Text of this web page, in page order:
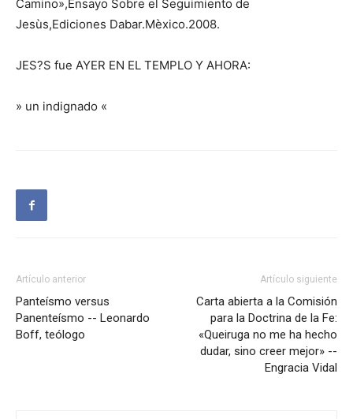
Camino»,Ensayo Sobre el Seguimiento de
Jesùs,Ediciones Dabar.Mèxico.2008.
JES?S fue AYER EN EL TEMPLO Y AHORA:
» un indignado «
Artículo anterior
Panteísmo versus
Panenteísmo -- Leonardo
Boff, teólogo
Artículo siguiente
Carta abierta a la Comisión
para la Doctrina de la Fe:
«Queiruga no me ha hecho
dudar, sino creer mejor» --
Engracia Vidal